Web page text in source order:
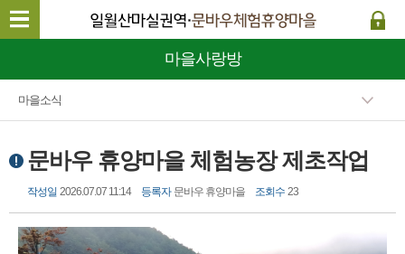
마을사랑방
마을소식
문바우 휴양마을 체험농장 제초작업
작성일 2026.07.07 11:14 등록자 문바우 휴양마을 조회수 23